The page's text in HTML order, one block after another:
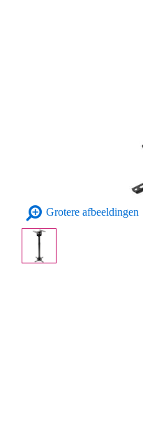
Grotere afbeeldingen